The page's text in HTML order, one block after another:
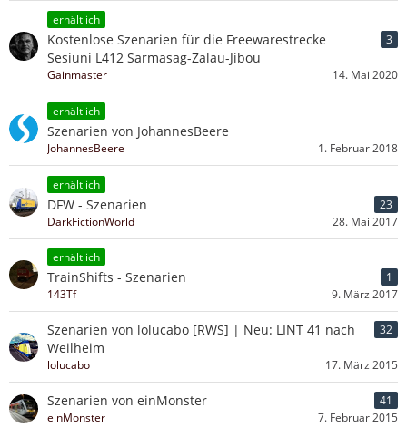
erhältlich
Kostenlose Szenarien für die Freewarestrecke
Sesiuni L412 Sarmasag-Zalau-Jibou
3
Gainmaster 14. Mai 2020
erhältlich
Szenarien von JohannesBeere
JohannesBeere 1. Februar 2018
erhältlich
DFW - Szenarien
23
DarkFictionWorld
28. Mai 2017
erhältlich
TrainShifts - Szenarien
1
143Tf
9. März 2017
Szenarien von lolucabo [RWS] | Neu: LINT 41 nach
Weilheim
32
lolucabo 17. März 2015
Szenarien von einMonster
41
einMonster
7. Februar 2015